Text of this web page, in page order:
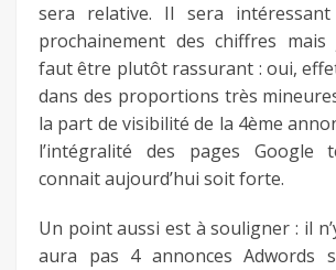
sera relative. Il sera
prochainement des chiffres mais
faut être plutôt rassurant : oui,
dans des proportions très
la part de visibilité de la 4ème
l’intégralité des pages Google
connait aujourd’hui soit forte.
Un point aussi est à souligner : il
aura pas 4 annonces Adwords